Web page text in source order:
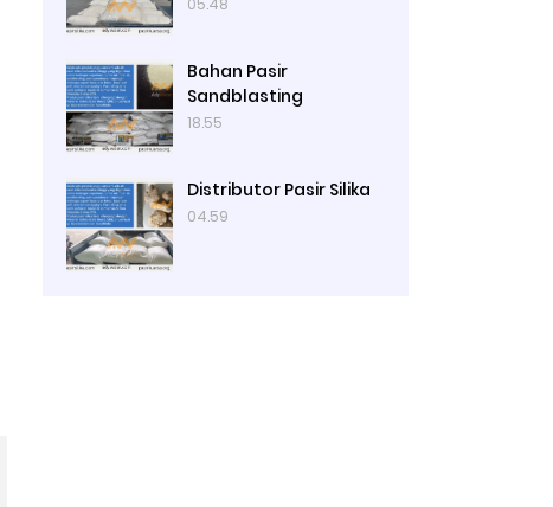
05.48
Bahan Pasir
Sandblasting
18.55
Distributor Pasir Silika
04.59